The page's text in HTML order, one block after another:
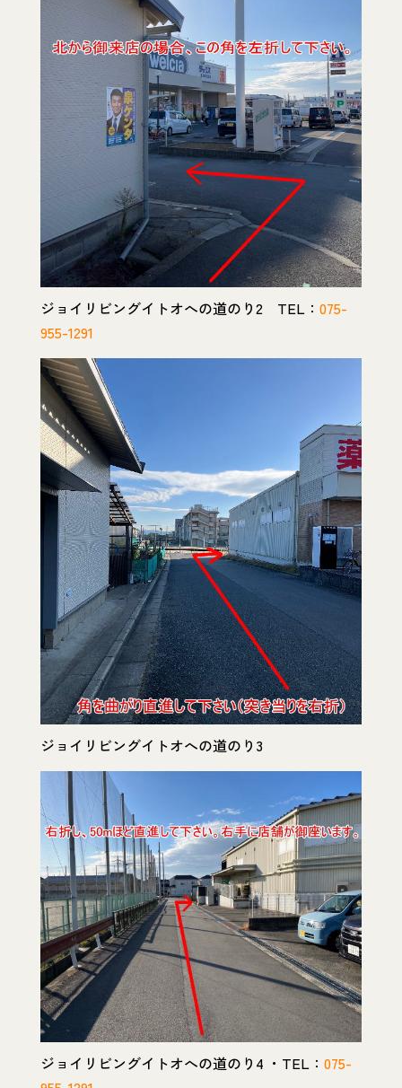
ジョイリビングイトオへの道のり2 TEL： 075-
955-1291
ジョイリビングイトオへの道のり3
ジョイリビングイトオへの道のり4 ・TEL： 075-